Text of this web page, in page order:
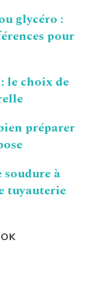
glycéro :
pour
le choix de
préparer
soudure à
tuyauterie